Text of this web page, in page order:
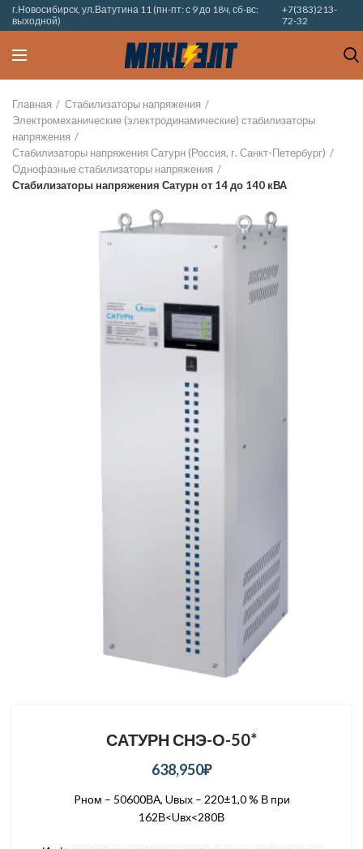
г.Новосибирск, ул.Ватутина 11 (пн-пт: с 9 до 18ч, сб-вс:
выходной)
+7(383)213-
72-32
Главная
Стабилизаторы напряжения
Электромеханические (электродинамические) стабилизаторы
напряжения
Стабилизаторы напряжения Сатурн (Россия, г. Санкт-Петербург)
Однофазные стабилизаторы напряжения
Стабилизаторы напряжения Сатурн от 14 до 140 кВА
САТУРН СНЭ-О-50*
638,950₽
Pном – 50600ВА, Uвых – 220±1,0 % В при
162В<Uвх<280В